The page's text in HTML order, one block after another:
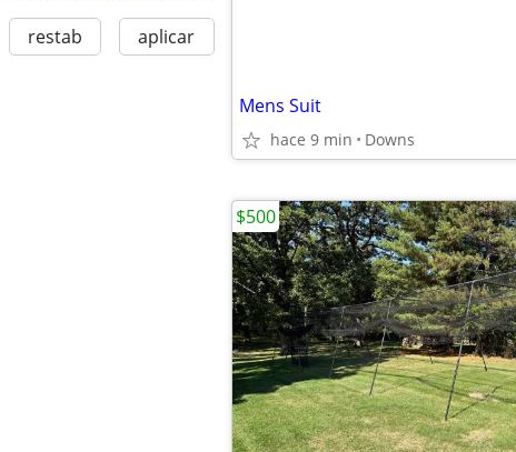
restab aplicar
Mens Suit
hace 9 min Downs
$500